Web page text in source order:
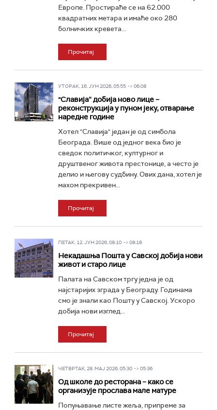
Европе. Простираће се на 62.000
квадратних метара и имаће око 280
болничких кревета...
Прочитај
УТОРАК, 16. ЈУН 2026, 05:55 -> 06:08
"Славија“ добија ново лице –
реконструкција у пуном јеку, отварање
наредне године
Хотел "Славија" један је од симбола
Београда. Више од једног века био је
сведок политичког, културног и
друштвеног живота престонице, а често је
делио и његову судбину. Ових дана, хотел је
махом прекривен...
Прочитај
ПЕТАК, 12. ЈУН 2026, 08:10 -> 08:18
Некадашња Пошта у Савској добија нови
живот и старо лице
Палата на Савском тргу једна је од
најстаријих зграда у Београду. Годинама
смо је знали као Пошту у Савској. Ускоро
добија нови изглед...
Прочитај
ЧЕТВРТАК, 28. МАЈ 2026, 05:30 -> 05:36
Од школе до ресторана – како се
организује прослава мале матуре
Попуњавање листе жеља, припреме за